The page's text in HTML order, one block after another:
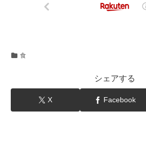
食
シェアする
X Facebook